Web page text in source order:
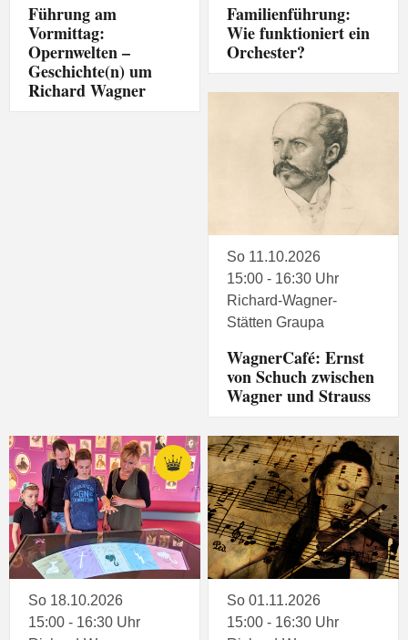
Führung am
Vormittag:
Opernwelten –
Geschichte(n) um
Richard Wagner
Familienführung:
Wie funktioniert ein
Orchester?
So 11.10.2026
15:00 - 16:30 Uhr
Richard-Wagner-
Stätten Graupa
WagnerCafé: Ernst
von Schuch zwischen
Wagner und Strauss
So 18.10.2026
15:00 - 16:30 Uhr
So 01.11.2026
15:00 - 16:30 Uhr